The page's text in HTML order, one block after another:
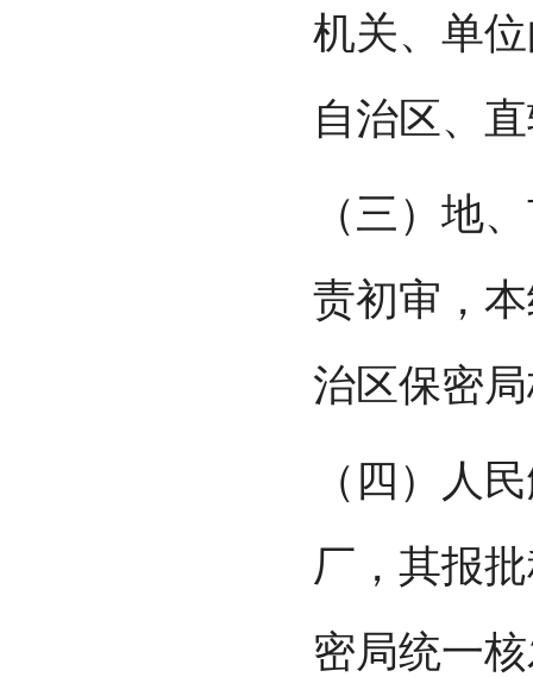
机关、单
自治区、
（三）地
责初审，
治区保密
（四）人
厂，其报
密局统一